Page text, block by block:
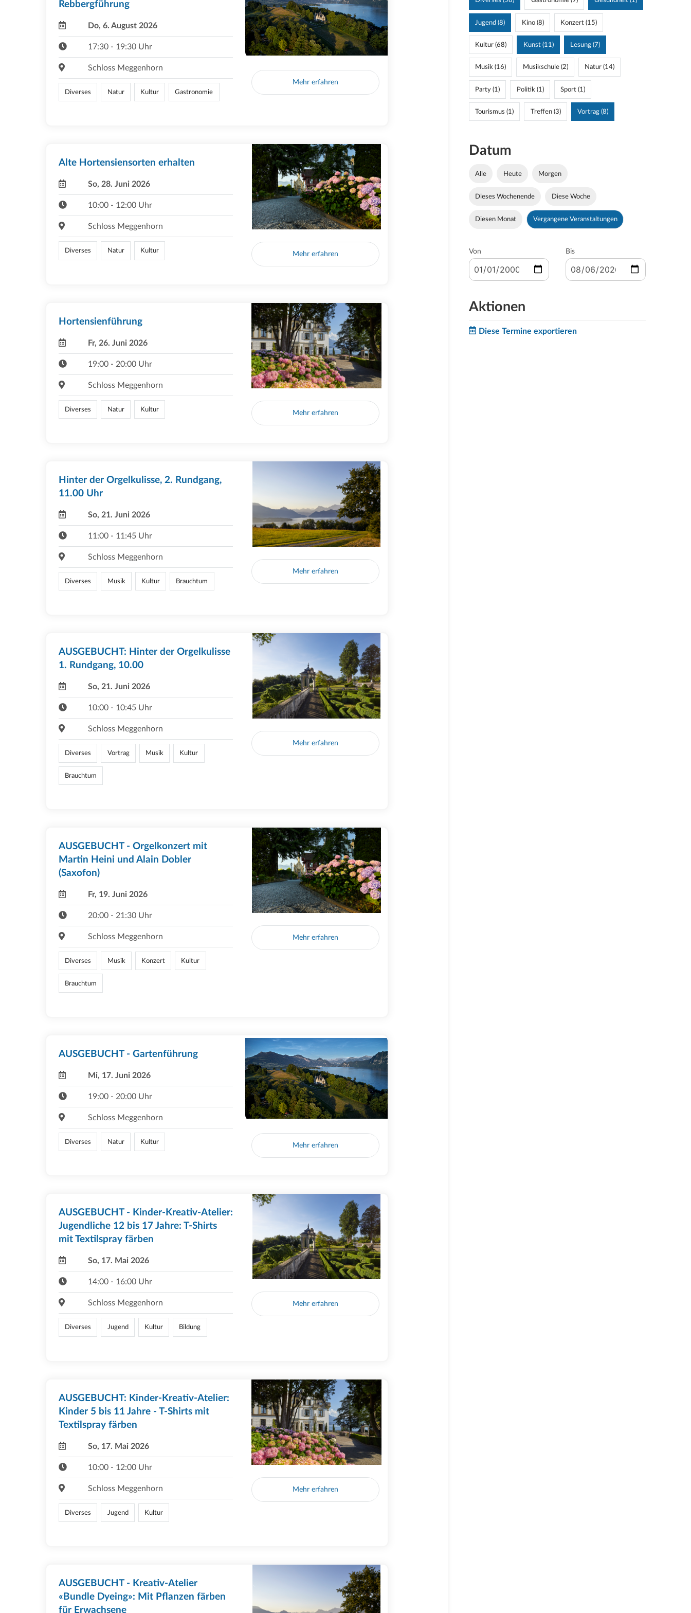
Rebbergführung
Do, 6. August 2026
17:30 - 19:30 Uhr
Schloss Meggenhorn
Diverses Natur Kultur Gastronomie
Mehr erfahren
Alte Hortensiensorten erhalten
So, 28. Juni 2026
10:00 - 12:00 Uhr
Schloss Meggenhorn
Diverses Natur Kultur Mehr erfahren
Hortensienführung
Fr, 26. Juni 2026
19:00 - 20:00 Uhr
Schloss Meggenhorn
Diverses Natur Kultur Mehr erfahren
Hinter der Orgelkulisse, 2. Rundgang,
11.00 Uhr
So, 21. Juni 2026
11:00 - 11:45 Uhr
Schloss Meggenhorn
Diverses Musik Kultur Brauchtum
Mehr erfahren
AUSGEBUCHT: Hinter der Orgelkulisse
1. Rundgang, 10.00
So, 21. Juni 2026
10:00 - 10:45 Uhr
Schloss Meggenhorn
Diverses Vortrag Musik Kultur
Brauchtum
Mehr erfahren
AUSGEBUCHT - Orgelkonzert mit
Martin Heini und Alain Dobler
(Saxofon)
Fr, 19. Juni 2026
20:00 - 21:30 Uhr
Schloss Meggenhorn
Diverses Musik Konzert Kultur
Brauchtum
Mehr erfahren
AUSGEBUCHT - Gartenführung
Mi, 17. Juni 2026
19:00 - 20:00 Uhr
Schloss Meggenhorn
Diverses Natur Kultur Mehr erfahren
AUSGEBUCHT - Kinder-Kreativ-Atelier:
Jugendliche 12 bis 17 Jahre: T-Shirts
mit Textilspray färben
So, 17. Mai 2026
14:00 - 16:00 Uhr
Schloss Meggenhorn
Diverses Jugend Kultur Bildung
Mehr erfahren
AUSGEBUCHT: Kinder-Kreativ-Atelier:
Kinder 5 bis 11 Jahre - T-Shirts mit
Textilspray färben
So, 17. Mai 2026
10:00 - 12:00 Uhr
Schloss Meggenhorn
Diverses Jugend Kultur
Mehr erfahren
AUSGEBUCHT - Kreativ-Atelier
«Bundle Dyeing»: Mit Pflanzen färben
für Erwachsene
Jugend (8) Kino (8) Konzert (15)
Kultur (68) Kunst (11) Lesung (7)
Musik (16) Musikschule (2) Natur (14)
Party (1) Politik (1) Sport (1)
Tourismus (1) Treffen (3) Vortrag (8)
Datum
Alle Heute Morgen
Dieses Wochenende Diese Woche
Diesen Monat Vergangene Veranstaltungen
Von Bis
Aktionen
Diese Termine exportieren